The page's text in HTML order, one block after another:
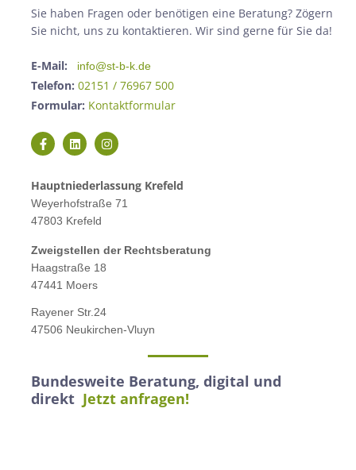
Sie haben Fragen oder benötigen eine Beratung? Zögern
Sie nicht, uns zu kontaktieren. Wir sind gerne für Sie da!
E-Mail: info@st-b-k.de
Telefon: 02151 / 76967 500
Formular: Kontaktformular
Hauptniederlassung Krefeld
Weyerhofstraße 71
47803 Krefeld
Zweigstellen der Rechtsberatung
Haagstraße 18
47441 Moers
Rayener Str.24
47506 Neukirchen-Vluyn
Bundesweite Beratung, digital und
direkt Jetzt anfragen!